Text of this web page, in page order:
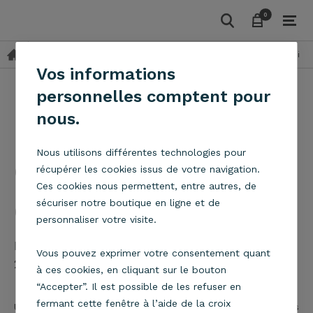
00
Nos luminaires : contemporains et design
Nos luminaires :
contemporains et
design
Publié par
28/08/2017 à 17:42
Un joliluminaire contemporain designdans toutes les
Vos informations
personnelles comptent pour
nous.
Nous utilisons différentes technologies pour
récupérer les cookies issus de votre navigation.
Ces cookies nous permettent, entre autres, de
sécuriser notre boutique en ligne et de
personnaliser votre visite.
Vous pouvez exprimer votre consentement quant
à ces cookies, en cliquant sur le bouton
“Accepter”. Il est possible de les refuser en
fermant cette fenêtre à l’aide de la croix